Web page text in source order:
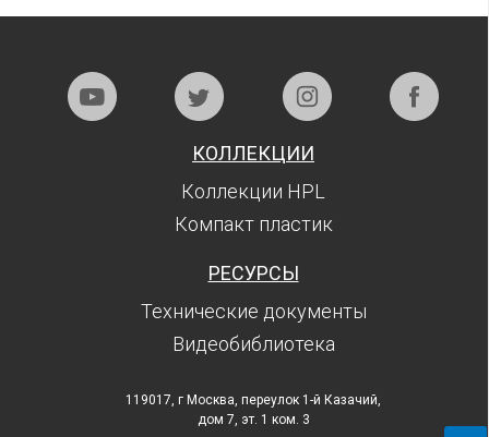
КОЛЛЕКЦИИ
Коллекции HPL
Компакт пластик
РЕСУРСЫ
Технические документы
Видеобиблиотека
119017, г Москва, переулок 1-й Казачий,
дом 7, эт. 1 ком. 3